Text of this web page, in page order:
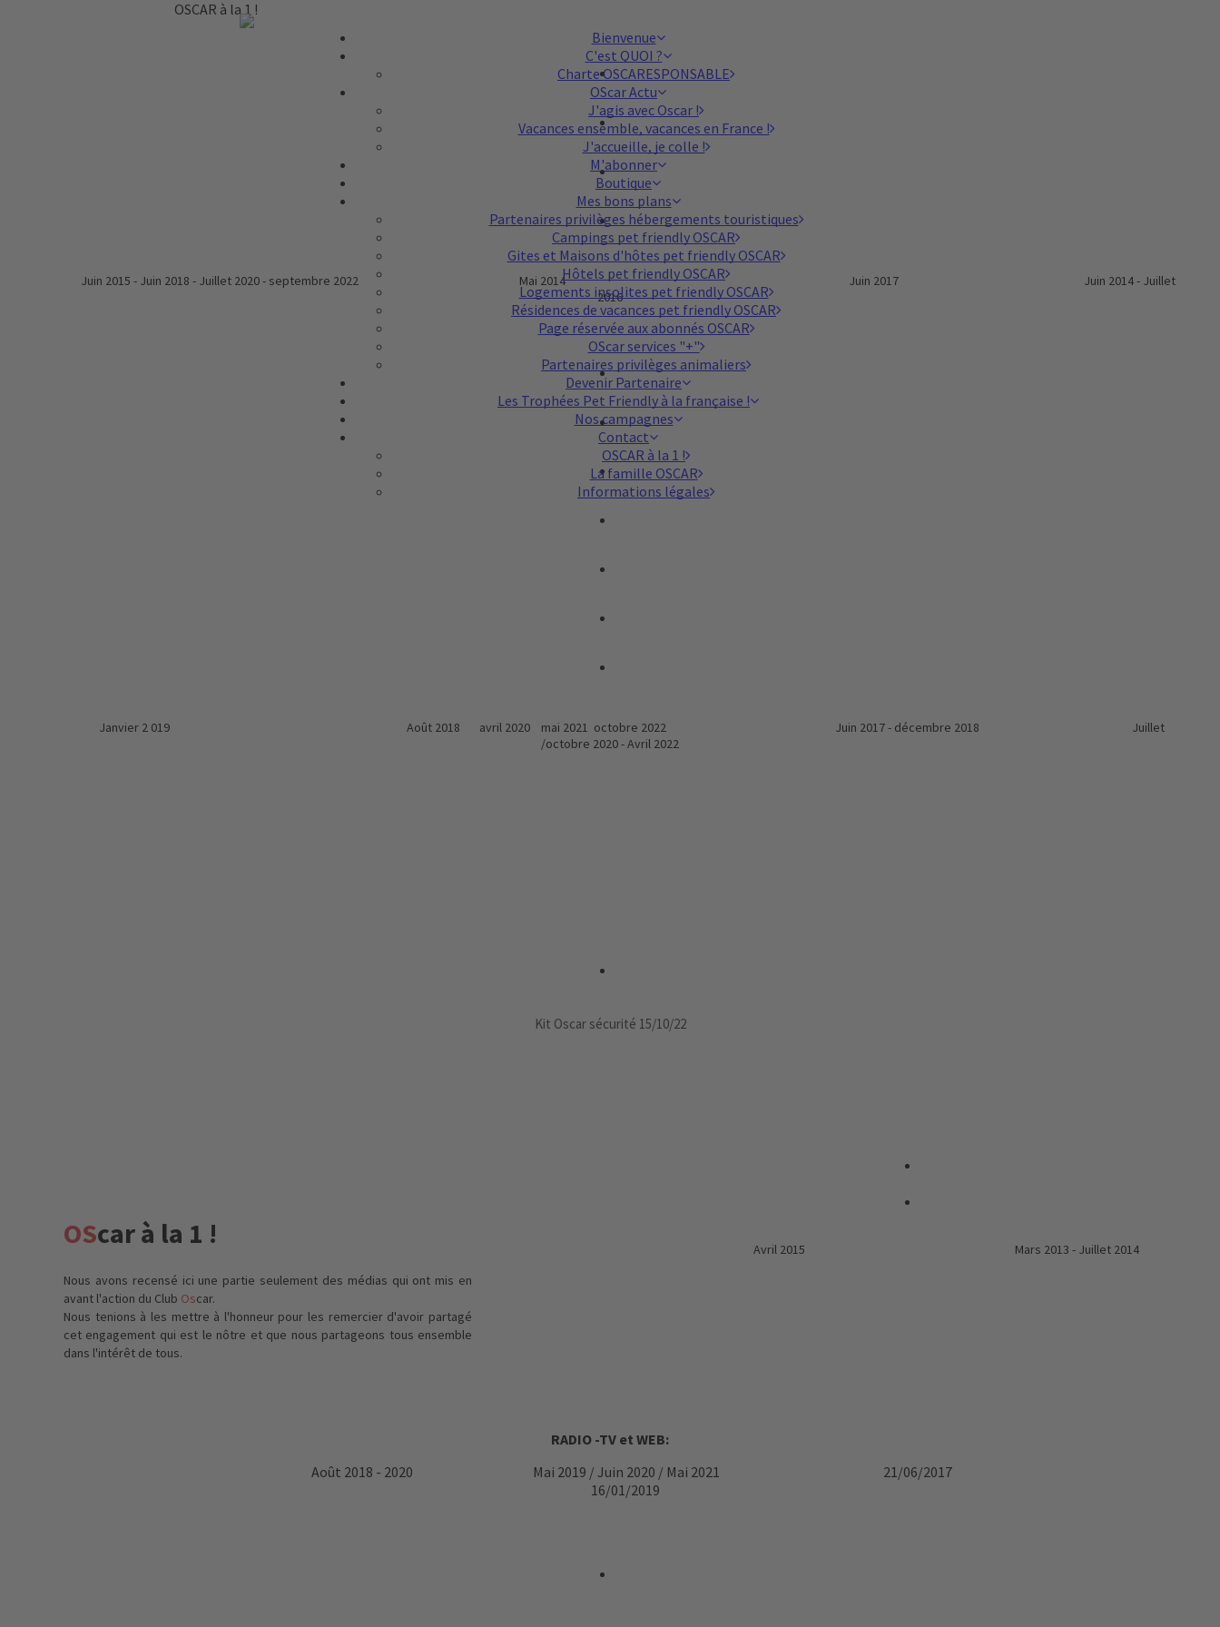
Bienvenue
C'est QUOI ?
Charte OSCARESPONSABLE
OScar Actu
J'agis avec Oscar !
Vacances ensemble, vacances en France !
J'accueille, je colle !
M'abonner
Boutique
Mes bons plans
Partenaires privilèges hébergements touristiques
Campings pet friendly OSCAR
Gites et Maisons d'hôtes pet friendly OSCAR
Hôtels pet friendly OSCAR
Logements insolites pet friendly OSCAR
Résidences de vacances pet friendly OSCAR
Page réservée aux abonnés OSCAR
OScar services "+"
Partenaires privilèges animaliers
Devenir Partenaire
Les Trophées Pet Friendly à la française !
Nos campagnes
Contact
OSCAR à la 1 !
La famille OSCAR
Informations légales
OSCAR à la 1 !
Juin 2015 - Juin 2018 - Juillet 2020 - septembre 2022 Mai 2014 Juin 2017 Juin 2014 - Juillet
2016
Janvier 2 019 Août 2018 avril 2020 mai 2021 octobre 2022 Juin 2017 - décembre 2018 Juillet
/octobre 2020 - Avril 2022
Kit Oscar sécurité 15/10/22
OScar à la 1 !
Nous avons recensé ici une partie seulement des médias qui ont mis en
avant l'action du Club Oscar.
Nous tenions à les mettre à l'honneur pour les remercier d'avoir partagé
cet engagement qui est le nôtre et que nous partageons tous ensemble
dans l'intérêt de tous.
Avril 2015 Mars 2013 - Juillet 2014
RADIO -TV et WEB:
Août 2018 - 2020 Mai 2019 / Juin 2020 / Mai 2021 21/06/2017
16/01/2019